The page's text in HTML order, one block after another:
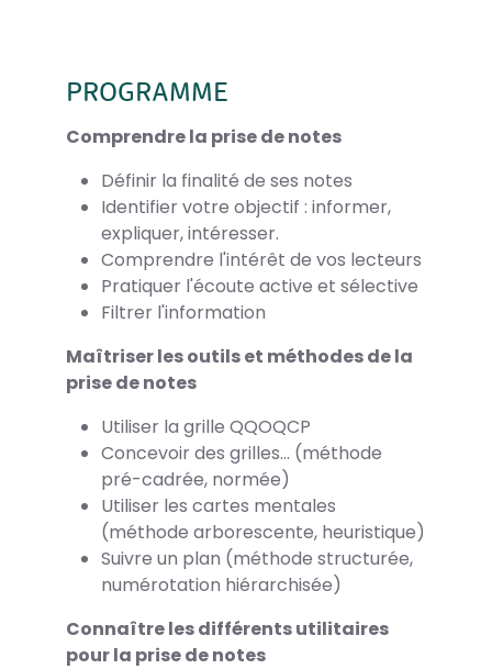
PROGRAMME
Comprendre la prise de notes
Définir la finalité de ses notes
Identifier votre objectif : informer,
expliquer, intéresser.
Comprendre l'intérêt de vos lecteurs
Pratiquer l'écoute active et sélective
Filtrer l'information
Maîtriser les outils et méthodes de la
prise de notes
Utiliser la grille QQOQCP
Concevoir des grilles… (méthode
pré-cadrée, normée)
Utiliser les cartes mentales
(méthode arborescente, heuristique)
Suivre un plan (méthode structurée,
numérotation hiérarchisée)
Connaître les différents utilitaires
pour la prise de notes